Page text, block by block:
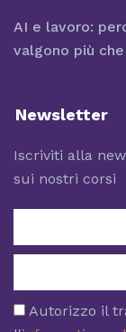
AI e lavoro:
valgono più
Newsletter
Iscriviti alla
sui nostri corsi
Autorizzo il